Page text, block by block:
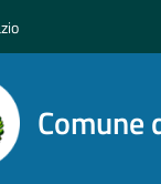
Comune